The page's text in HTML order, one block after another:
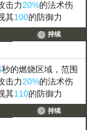
击力20%的法术伤
其100的防御力
持续
秒的燃烧区域，范围
击力20%的法术伤
其110的防御力
持续